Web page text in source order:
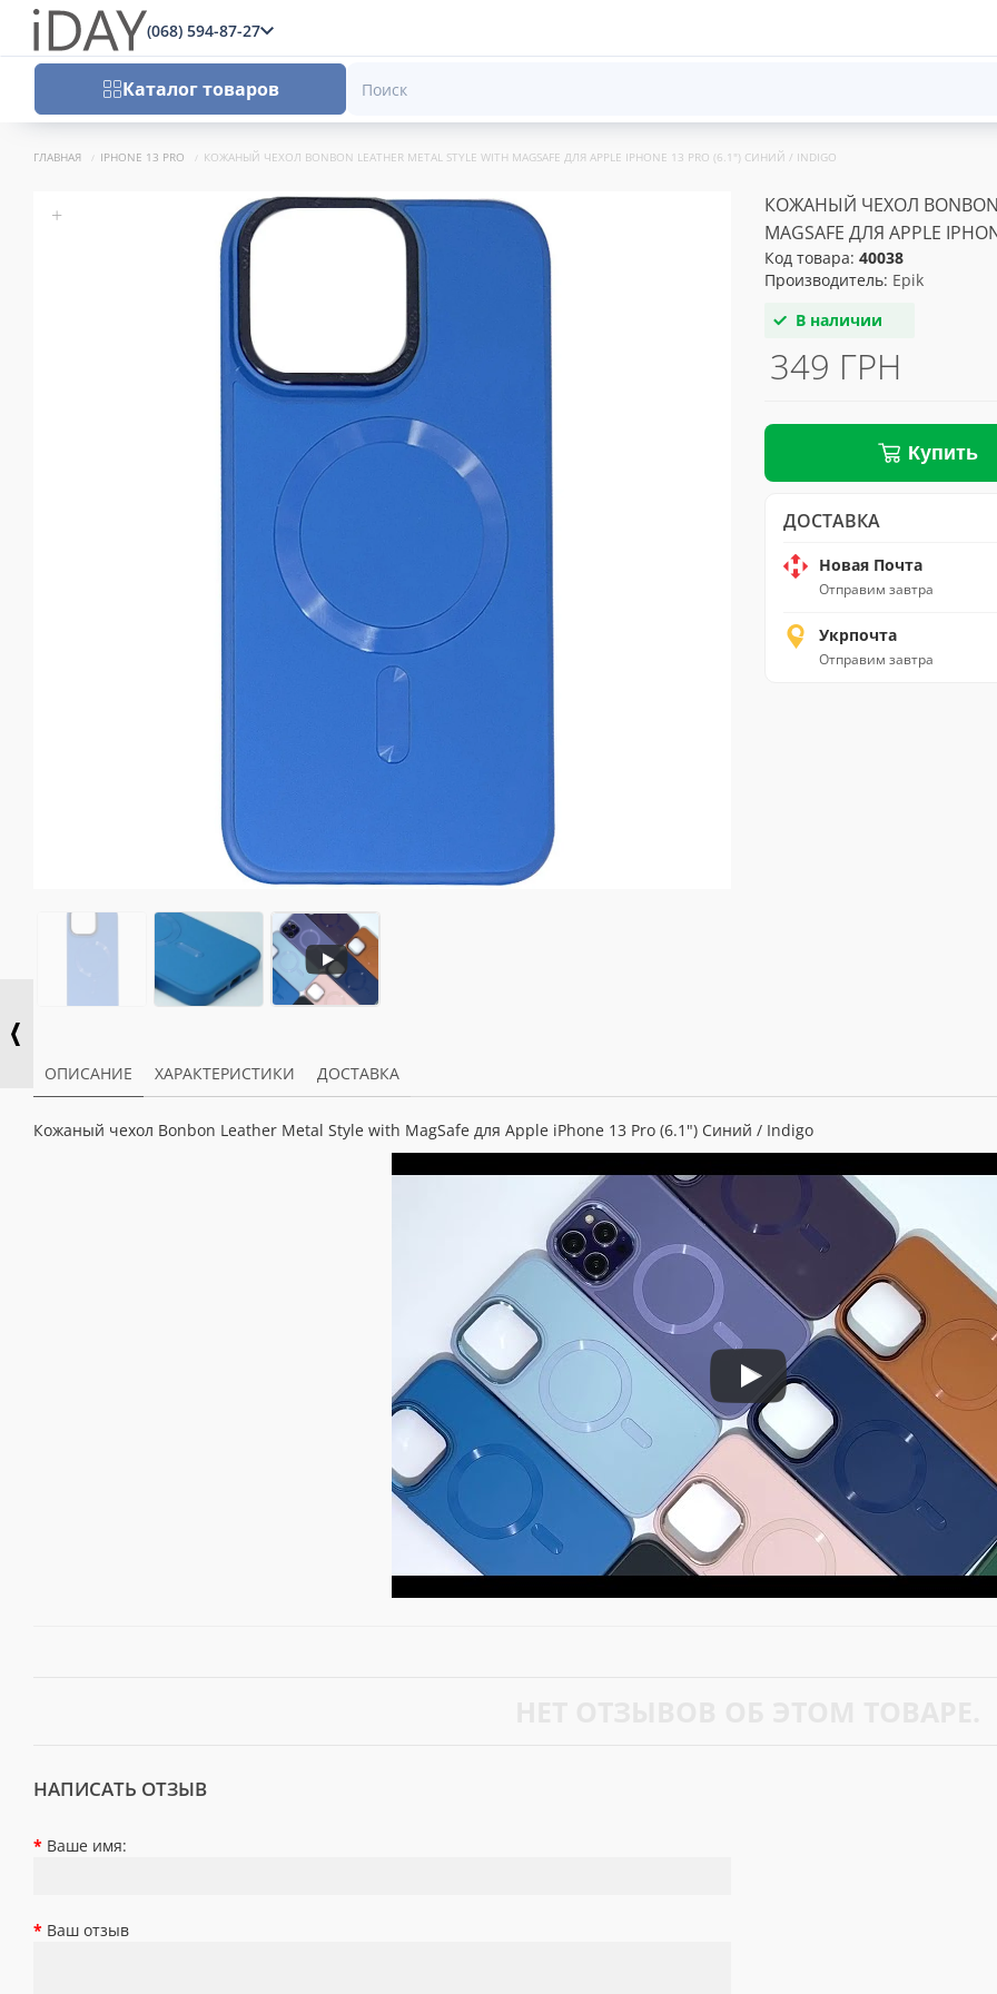
(068) 594-87-27
Каталог товаров
ГЛАВНАЯ IPHONE 13 PRO КОЖАНЫЙ ЧЕХОЛ BONBON LEATHER METAL STYLE WITH MAGSAFE ДЛЯ APPLE IPHONE 13 PRO (6.1") СИНИЙ / INDIGO
+
КОЖАНЫЙ ЧЕХОЛ BONBON
MAGSAFE ДЛЯ APPLE
Код товара: 40038
Производитель: Epik
В наличии
349 ГРН
Купить
ДОСТАВКА
Новая Почта
Отправим завтра
Укрпочта
Отправим завтра
ОПИСАНИЕ ХАРАКТЕРИСТИКИ ДОСТАВКА
Кожаный чехол Bonbon Leather Metal Style with MagSafe для Apple iPhone 13 Pro (6.1") Синий / Indigo
НАПИСАТЬ ОТЗЫВ
Ваше имя:
Ваш отзыв